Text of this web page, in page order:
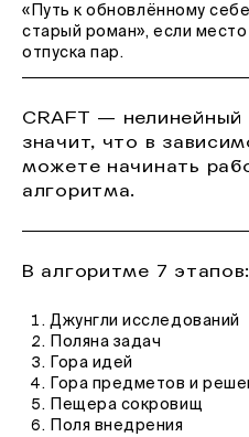
«Путь к обновлённому
старый роман», если
отпуска пар.
CRAFT — нелинейный
значит, что в
можете начинать
алгоритма.
В алгоритме 7 этапов:
Джунгли исследований
Поляна задач
Гора идей
Гора предметов и
Пещера сокровищ
Поля внедрения